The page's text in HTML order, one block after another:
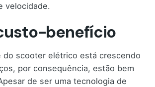
velocidade.
benefício
do scooter elétrico está crescendo
por consequência, estão bem
de ser uma tecnologia de